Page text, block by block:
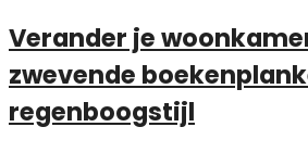
Verander je
zwevende
regenboogstijl